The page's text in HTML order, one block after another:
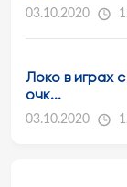
03.10.2020
Локо в играх
очк...
03.10.2020